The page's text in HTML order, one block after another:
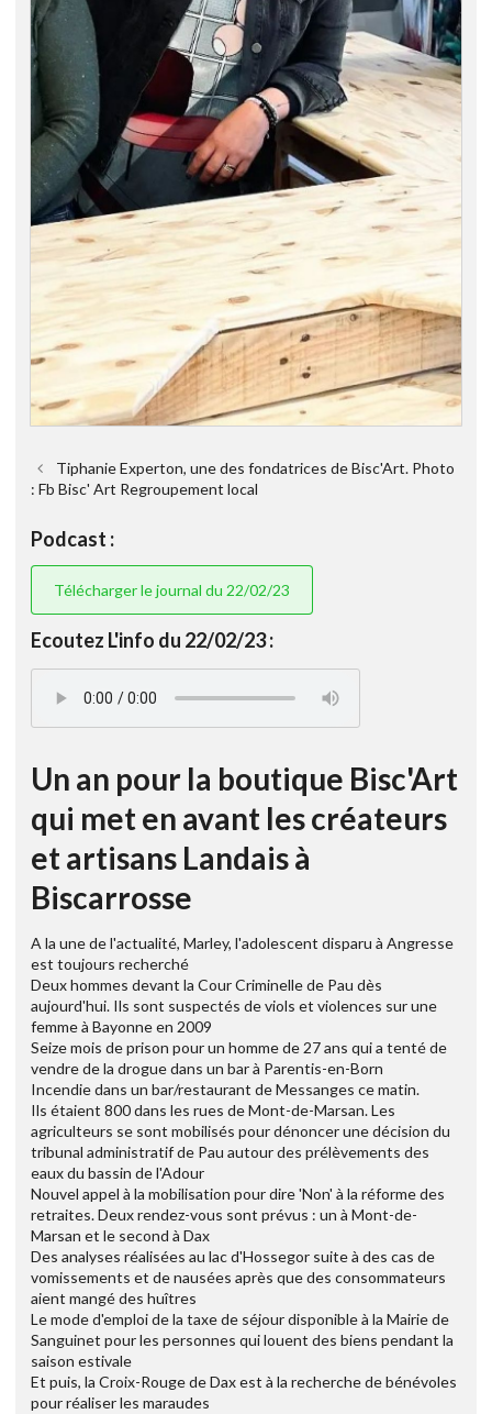
Tiphanie Experton, une des fondatrices de Bisc'Art. Photo
: Fb Bisc' Art Regroupement local
Podcast :
Télécharger le journal du 22/02/23
Ecoutez L'info du 22/02/23 :
Un an pour la boutique Bisc'Art
qui met en avant les créateurs
et artisans Landais à
Biscarrosse
A la une de l'actualité, Marley, l'adolescent disparu à Angresse
est toujours recherché
Deux hommes devant la Cour Criminelle de Pau dès
aujourd'hui. Ils sont suspectés de viols et violences sur une
femme à Bayonne en 2009
Seize mois de prison pour un homme de 27 ans qui a tenté de
vendre de la drogue dans un bar à Parentis-en-Born
Incendie dans un bar/restaurant de Messanges ce matin.
Ils étaient 800 dans les rues de Mont-de-Marsan. Les
agriculteurs se sont mobilisés pour dénoncer une décision du
tribunal administratif de Pau autour des prélèvements des
eaux du bassin de l'Adour
Nouvel appel à la mobilisation pour dire 'Non' à la réforme des
retraites. Deux rendez-vous sont prévus : un à Mont-de-
Marsan et le second à Dax
Des analyses réalisées au lac d'Hossegor suite à des cas de
vomissements et de nausées après que des consommateurs
aient mangé des huîtres
Le mode d'emploi de la taxe de séjour disponible à la Mairie de
Sanguinet pour les personnes qui louent des biens pendant la
saison estivale
Et puis, la Croix-Rouge de Dax est à la recherche de bénévoles
pour réaliser les maraudes